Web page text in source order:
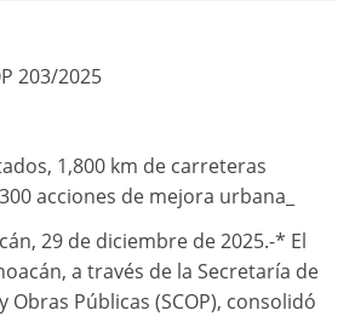
203/2025
1,800 km de carreteras
acciones de mejora urbana_
29 de diciembre de 2025.-* El
a través de la Secretaría de
Obras Públicas (SCOP), consolidó